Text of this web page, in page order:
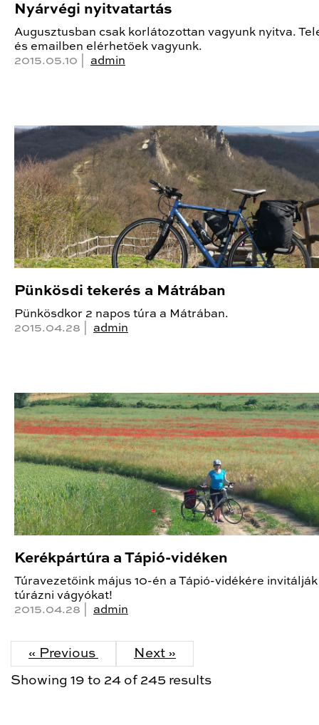
Nyárvégi nyitvatartás
Augusztusban csak korlátozottan vagyunk nyitva.
és emailben elérhetőek vagyunk.
2015.05.10 | admin
Pünkösdi tekerés a Mátrában
Pünkösdkor 2 napos túra a Mátrában.
2015.04.28 | admin
Kerékpártúra a Tápió-vidéken
Túravezetőink május 10-én a Tápió-vidékére invitálják
túrázni vágyókat!
2015.04.28 | admin
« Previous Next »
Showing 19 to 24 of 245 results